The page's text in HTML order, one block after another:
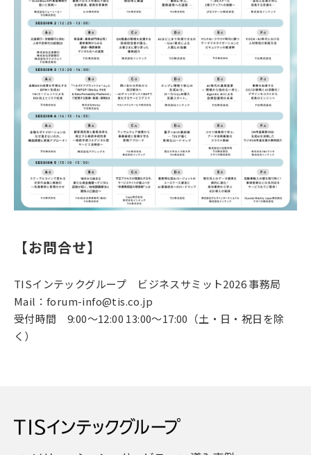
【お問合せ】
TISインテックグループ ビジネスサミット2026 事務局
Mail：forum-info@tis.co.jp
受付時間 9:00～12:00 13:00～17:00（土・日・祝日を除
く）